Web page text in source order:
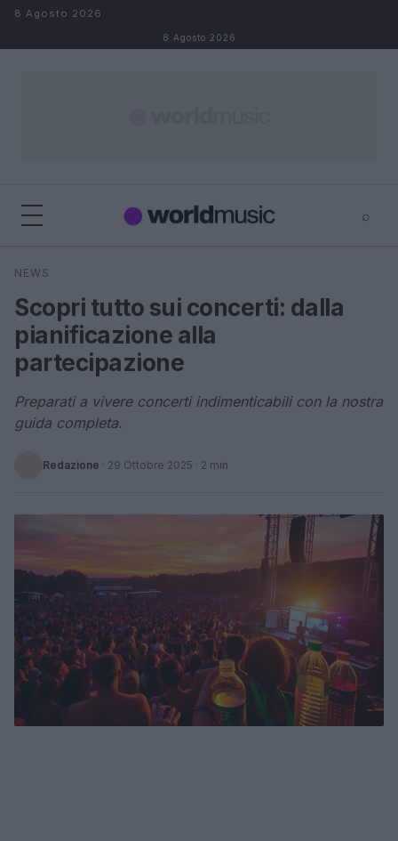
Salta al contenuto
8 Agosto 2026
8 Agosto 2026
⌕
Cerca
NEWS
Scopri tutto sui concerti: dalla
pianificazione alla
partecipazione
Preparati a vivere concerti indimenticabili con la nostra
guida completa.
Redazione · 29 Ottobre 2025 · 2 min